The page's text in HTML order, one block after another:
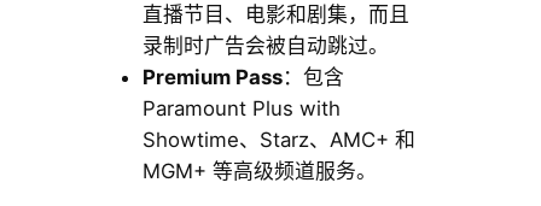
直播节目、电影和剧集，而且
录制时广告会被自动跳过。
Premium Pass：包含
Paramount Plus with
Showtime、Starz、AMC+ 和
MGM+ 等高级频道服务。